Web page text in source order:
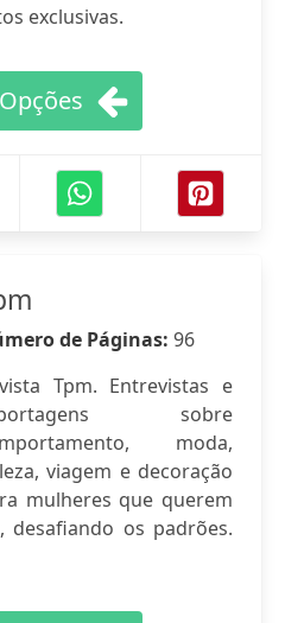
exclusivas.
de Páginas: 96
Tpm. Entrevistas e
sobre
moda,
viagem e decoração
mulheres que querem
desafiando os padrões.